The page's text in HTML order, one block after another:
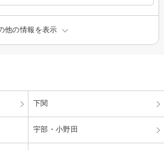
他の情報を表示
下関
宇部・小野田